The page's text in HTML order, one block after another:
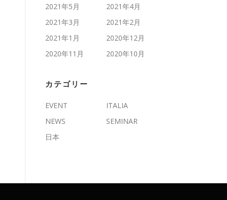
2021年5月
2021年4月
2021年3月
2021年2月
2021年1月
2020年12月
2020年11月
2020年10月
カテゴリー
EVENT
ITALIA
NEWS
SEMINAR
日本